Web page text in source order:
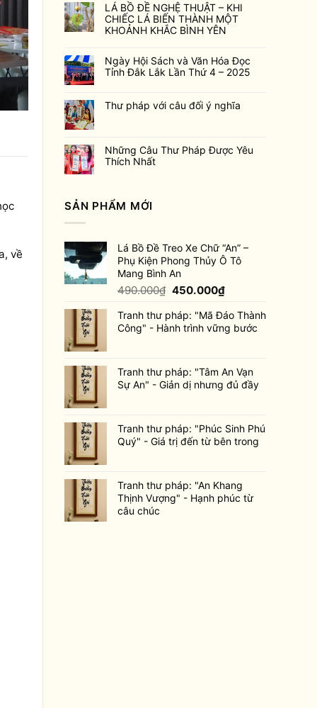
về
LÁ BỒ ĐỀ NGHỆ THUẬT – KHI
CHIẾC LÁ BIẾN THÀNH MỘT
KHOẢNH KHẮC BÌNH YÊN
Ngày Hội Sách và Văn Hóa Đọc
Tỉnh Đắk Lắk Lần Thứ 4 – 2025
Thư pháp với câu đối ý nghĩa
Những Câu Thư Pháp Được Yêu
Thích Nhất
SẢN PHẨM MỚI
Lá Bồ Đề Treo Xe Chữ “An” –
Phụ Kiện Phong Thủy Ô Tô
Mang Bình An
490.000₫ Giá
là:
490.000₫.
450.000₫Giá
tại
là:
Tranh thư pháp: "Mã Đáo Thành
Công" - Hành trình vững bước
Tranh thư pháp: "Tâm An Vạn
Sự An" - Giản dị nhưng đủ đầy
Tranh thư pháp: "Phúc Sinh Phú
Quý" - Giá trị đến từ bên trong
Tranh thư pháp: "An Khang
Thịnh Vượng" - Hạnh phúc từ
câu chúc